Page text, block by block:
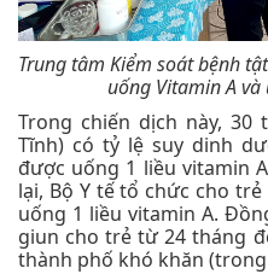
Trung tâm Kiểm soát bệnh
uống Vitamin A
Trong chiến dịch này,
Tĩnh) có tỷ lệ suy dinh
được uống 1 liều vitamin
lại, Bộ Y tế tổ chức cho
uống 1 liều vitamin A.
giun cho trẻ từ 24 tháng
thành phố khó khăn (trong